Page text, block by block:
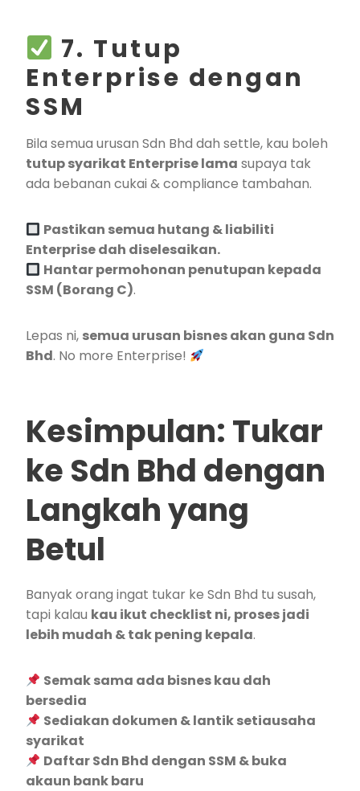
7. Tutup
Enterprise dengan
SSM
Bila semua urusan Sdn Bhd dah settle, kau boleh
tutup syarikat Enterprise lama supaya tak
ada bebanan cukai & compliance tambahan.
Pastikan semua hutang & liabiliti
Enterprise dah diselesaikan.
Hantar permohonan penutupan kepada
SSM (Borang C).
Lepas ni, semua urusan bisnes akan guna Sdn
Bhd. No more Enterprise!
Kesimpulan: Tukar
ke Sdn Bhd dengan
Langkah yang
Betul
Banyak orang ingat tukar ke Sdn Bhd tu susah,
tapi kalau kau ikut checklist ni, proses jadi
lebih mudah & tak pening kepala.
Semak sama ada bisnes kau dah
bersedia
Sediakan dokumen & lantik setiausaha
syarikat
Daftar Sdn Bhd dengan SSM & buka
akaun bank baru